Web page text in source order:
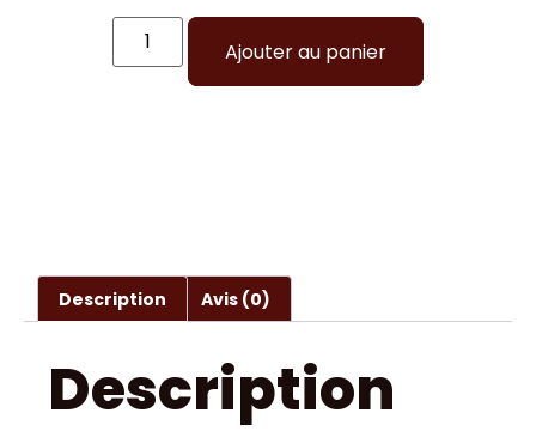
Ajouter au panier
Description Avis (0)
Description